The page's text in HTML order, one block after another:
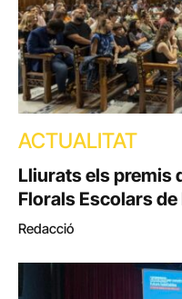
ACTUALITAT
Lliurats els premis
Florals Escolars
Redacció